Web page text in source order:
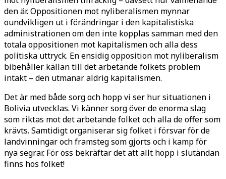
den är. Oppositionen mot nyliberalismen mynnar
oundvikligen ut i förändringar i den kapitalistiska
administrationen om den inte kopplas samman med den
totala oppositionen mot kapitalismen och alla dess
politiska uttryck. En ensidig opposition mot nyliberalism
bibehåller källan till det arbetande folkets problem
intakt – den utmanar aldrig kapitalismen.
Det är med både sorg och hopp vi ser hur situationen i
Bolivia utvecklas. Vi känner sorg över de enorma slag
som riktas mot det arbetande folket och alla de offer som
krävts. Samtidigt organiserar sig folket i försvar för de
landvinningar och framsteg som gjorts och i kamp för
nya segrar. För oss bekräftar det att allt hopp i slutändan
finns hos folket!